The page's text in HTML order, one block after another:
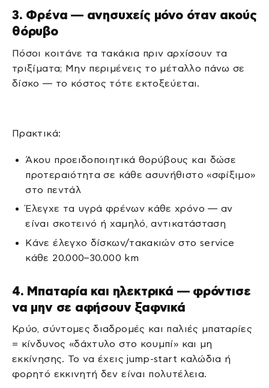
3. Φρένα — ανησυχείς μόνο όταν ακούς
θόρυβο
Πόσοι κοιτάνε τα τακάκια πριν αρχίσουν τα
τριξίματα; Μην περιμένεις το μέταλλο πάνω σε
δίσκο — το κόστος τότε εκτοξεύεται.
Πρακτικά:
Άκου προειδοποιητικά θορύβους και δώσε
προτεραιότητα σε κάθε ασυνήθιστο «σφίξιμο»
στο πεντάλ
Έλεγχε τα υγρά φρένων κάθε χρόνο — αν
είναι σκοτεινό ή χαμηλό, αντικατάσταση
Κάνε έλεγχο δίσκων/τακακιών στο service
κάθε 20.000–30.000 km
4. Μπαταρία και ηλεκτρικά — φρόντισε
να μην σε αφήσουν ξαφνικά
Κρύο, σύντομες διαδρομές και παλιές μπαταρίες
= κίνδυνος «δάχτυλο στο κουμπί» και μη
εκκίνησης. Το να έχεις jump-start καλώδια ή
φορητό εκκινητή δεν είναι πολυτέλεια.